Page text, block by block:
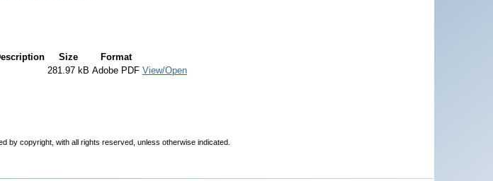
Size
Format
281.97 kB Adobe PDF View/Open
by copyright, with all rights reserved, unless otherwise indicated.